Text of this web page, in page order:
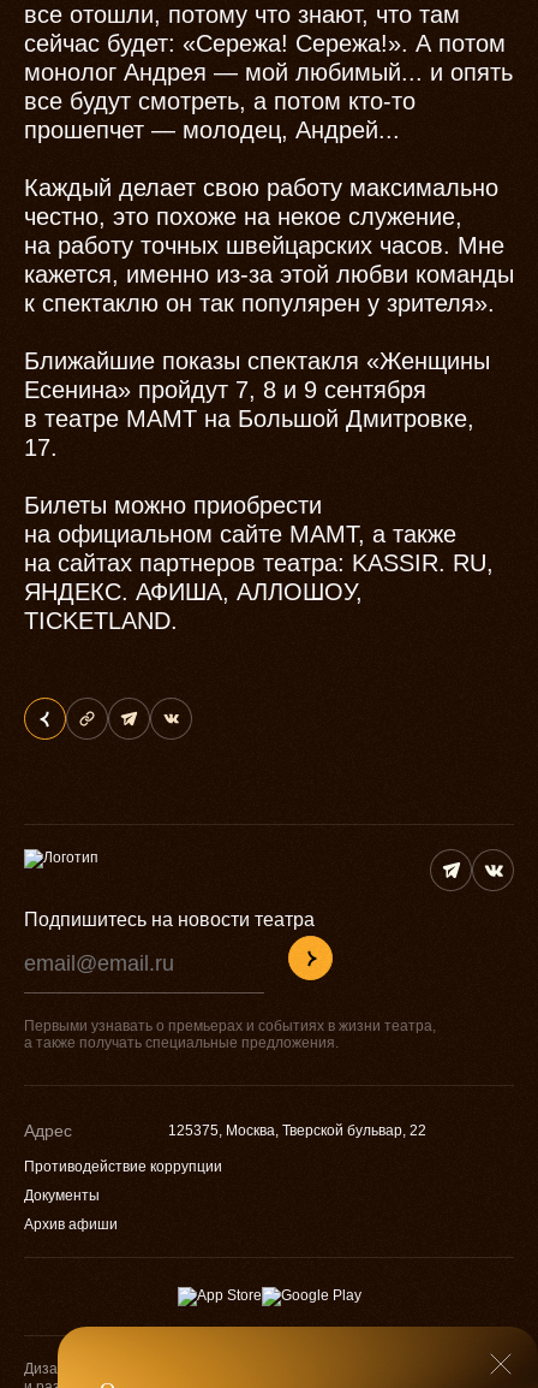
все отошли, потому что знают, что там
сейчас будет: «Сережа! Сережа!». А потом
монолог Андрея — мой любимый... и опять
все будут смотреть, а потом кто-то
прошепчет — молодец, Андрей...
Каждый делает свою работу максимально
честно, это похоже на некое служение,
на работу точных швейцарских часов. Мне
кажется, именно из-за этой любви команды
к спектаклю он так популярен у зрителя».
Ближайшие показы спектакля «Женщины
Есенина» пройдут 7, 8 и 9 сентября
в театре МАМТ на Большой Дмитровке,
17.
Билеты можно приобрести
на официальном сайте МАМТ, а также
на сайтах партнеров театра: KASSIR. RU,
ЯНДЕКС. АФИША, АЛЛОШОУ,
TICKETLAND.
Подпишитесь на новости театра
Первыми узнавать о премьерах и событиях в жизни театра,
а также получать специальные предложения.
Противодействие коррупции
Документы
Архив афиши
Адрес 125375, Москва, Тверской бульвар, 22
Дизайн